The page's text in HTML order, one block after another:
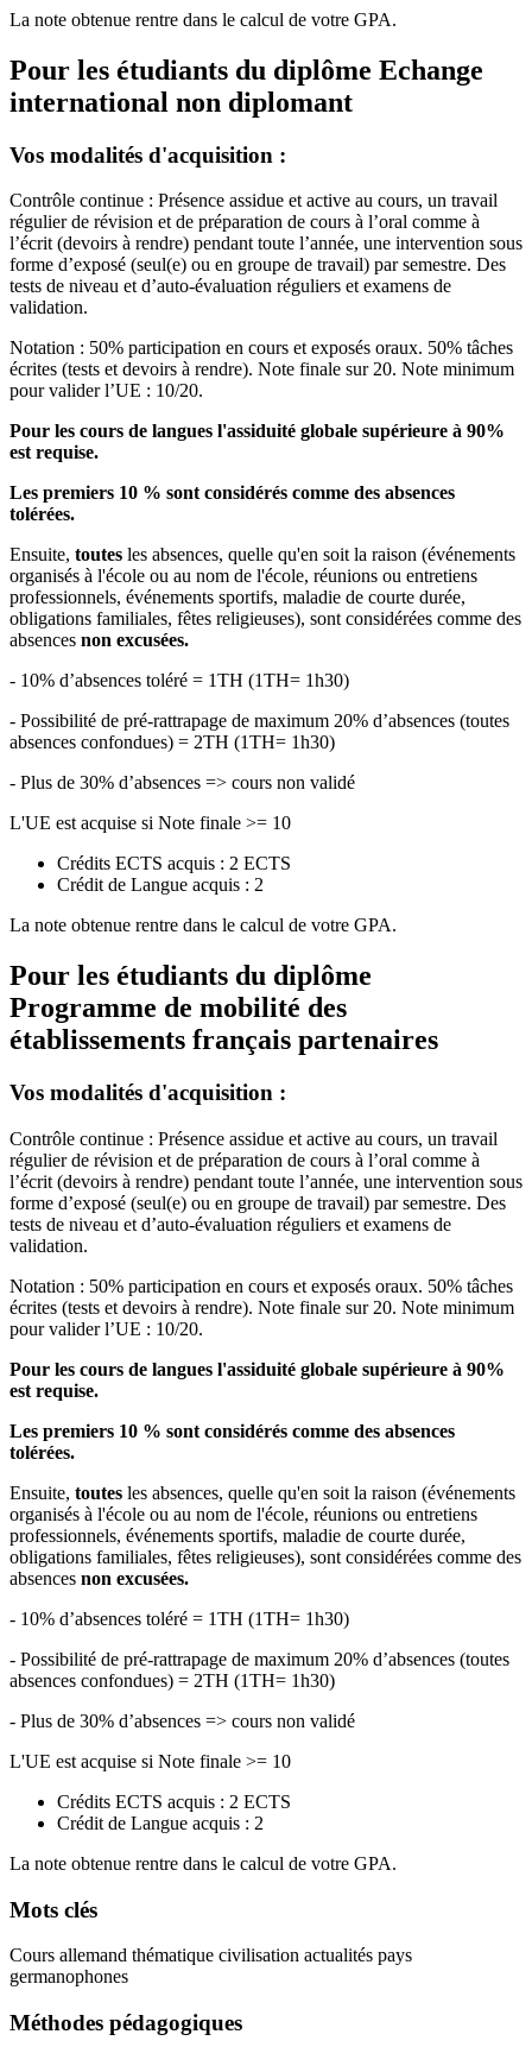
La note obtenue rentre dans le calcul de votre GPA.
Pour les étudiants du diplôme Echange
international non diplomant
Vos modalités d'acquisition :
Contrôle continue : Présence assidue et active au cours, un travail
régulier de révision et de préparation de cours à l’oral comme à
l’écrit (devoirs à rendre) pendant toute l’année, une intervention sous
forme d’exposé (seul(e) ou en groupe de travail) par semestre. Des
tests de niveau et d’auto-évaluation réguliers et examens de
validation.
Notation : 50% participation en cours et exposés oraux. 50% tâches
écrites (tests et devoirs à rendre). Note finale sur 20. Note minimum
pour valider l’UE : 10/20.
Pour les cours de langues l'assiduité globale supérieure à 90%
est requise.
Les premiers 10 % sont considérés comme des absences
tolérées.
Ensuite, toutes les absences, quelle qu'en soit la raison (événements
organisés à l'école ou au nom de l'école, réunions ou entretiens
professionnels, événements sportifs, maladie de courte durée,
obligations familiales, fêtes religieuses), sont considérées comme des
absences non excusées.
- 10% d’absences toléré = 1TH (1TH= 1h30)
- Possibilité de pré-rattrapage de maximum 20% d’absences (toutes
absences confondues) = 2TH (1TH= 1h30)
- Plus de 30% d’absences => cours non validé
L'UE est acquise si Note finale >= 10
Crédits ECTS acquis : 2 ECTS
Crédit de Langue acquis : 2
La note obtenue rentre dans le calcul de votre GPA.
Pour les étudiants du diplôme
Programme de mobilité des
établissements français partenaires
Vos modalités d'acquisition :
Contrôle continue : Présence assidue et active au cours, un travail
régulier de révision et de préparation de cours à l’oral comme à
l’écrit (devoirs à rendre) pendant toute l’année, une intervention sous
forme d’exposé (seul(e) ou en groupe de travail) par semestre. Des
tests de niveau et d’auto-évaluation réguliers et examens de
validation.
Notation : 50% participation en cours et exposés oraux. 50% tâches
écrites (tests et devoirs à rendre). Note finale sur 20. Note minimum
pour valider l’UE : 10/20.
Pour les cours de langues l'assiduité globale supérieure à 90%
est requise.
Les premiers 10 % sont considérés comme des absences
tolérées.
Ensuite, toutes les absences, quelle qu'en soit la raison (événements
organisés à l'école ou au nom de l'école, réunions ou entretiens
professionnels, événements sportifs, maladie de courte durée,
obligations familiales, fêtes religieuses), sont considérées comme des
absences non excusées.
- 10% d’absences toléré = 1TH (1TH= 1h30)
- Possibilité de pré-rattrapage de maximum 20% d’absences (toutes
absences confondues) = 2TH (1TH= 1h30)
- Plus de 30% d’absences => cours non validé
L'UE est acquise si Note finale >= 10
Crédits ECTS acquis : 2 ECTS
Crédit de Langue acquis : 2
La note obtenue rentre dans le calcul de votre GPA.
Mots clés
Cours allemand thématique civilisation actualités pays
germanophones
Méthodes pédagogiques